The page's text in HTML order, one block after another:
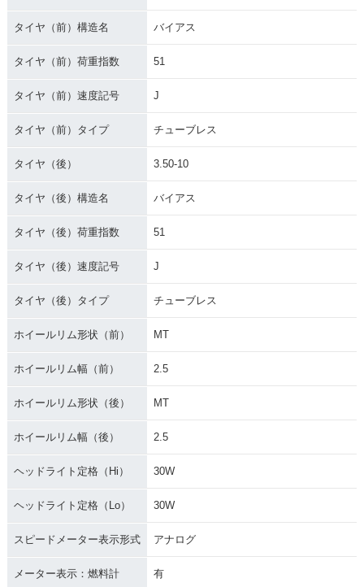
タイヤ（前）構造名 バイアス
タイヤ（前）荷重指数 51
タイヤ（前）速度記号 J
タイヤ（前）タイプ チューブレス
タイヤ（後） 3.50-10
タイヤ（後）構造名 バイアス
タイヤ（後）荷重指数 51
タイヤ（後）速度記号 J
タイヤ（後）タイプ チューブレス
ホイールリム形状（前） MT
ホイールリム幅（前） 2.5
ホイールリム形状（後） MT
ホイールリム幅（後） 2.5
ヘッドライト定格（Hi） 30W
ヘッドライト定格（Lo） 30W
スピードメーター表示形式 アナログ
メーター表示：燃料計 有